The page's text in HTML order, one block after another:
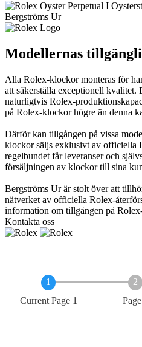
Modellernas
Alla Rolex-klockor monteras för
att säkerställa exceptionell kvalitet.
naturligtvis Rolex-
på Rolex-klockor högre än denna
Därför kan tillgången på vissa
klockor säljs exklusivt av officiella
regelbundet får leveranser och
försäljningen av klockor till sina
Bergströms Ur är stolt över att
nätverket av officiella Rolex-
information om tillgången på
Kontakta oss
CurrentPage 1